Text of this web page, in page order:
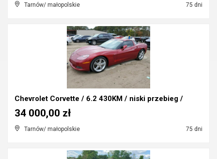
Tarnów/ małopolskie 75 dni
Chevrolet Corvette / 6.2 430KM / niski przebieg /
Tarnów/ małopolskie 75 dni
34 000,00 zł